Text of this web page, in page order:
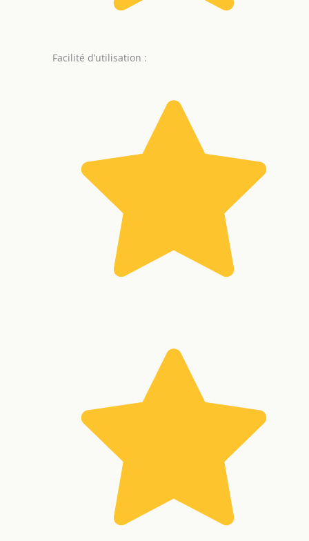
Facilité d’utilisation :